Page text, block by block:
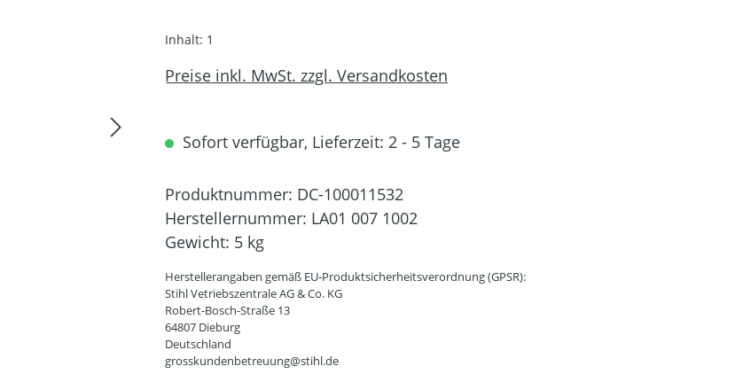
Inhalt: 1
Preise inkl. MwSt. zzgl. Versandkosten
Sofort verfügbar, Lieferzeit: 2 - 5 Tage
Produktnummer: DC-100011532
Herstellernummer: LA01 007 1002
Gewicht: 5 kg
Herstellerangaben gemäß EU-Produktsicherheitsverordnung (GPSR):
Stihl Vetriebszentrale AG & Co. KG
Robert-Bosch-Straße 13
64807 Dieburg
Deutschland
grosskundenbetreuung@stihl.de